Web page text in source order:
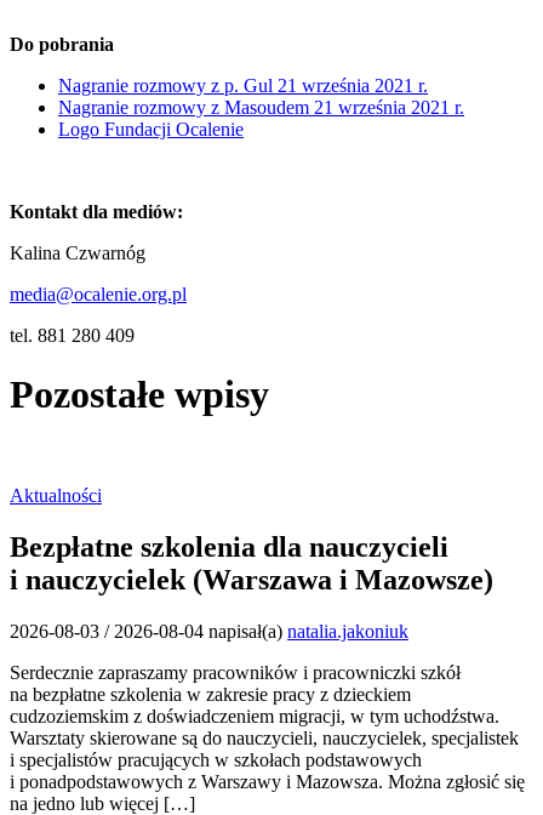
Do pobrania
Nagranie rozmowy z p. Gul 21 września 2021 r.
Nagranie rozmowy z Masoudem 21 września 2021 r.
Logo Fundacji Ocalenie
Kontakt dla mediów:
Kalina Czwarnóg
media@ocalenie.org.pl
tel. 881 280 409
Pozostałe wpisy
Aktualności
Bezpłatne szkolenia dla nauczycieli
i nauczycielek (Warszawa i Mazowsze)
2026-08-03 / 2026-08-04 napisał(a) natalia.jakoniuk
Serdecznie zapraszamy pracowników i pracowniczki szkół
na bezpłatne szkolenia w zakresie pracy z dzieckiem
cudzoziemskim z doświadczeniem migracji, w tym uchodźstwa.
Warsztaty skierowane są do nauczycieli, nauczycielek, specjalistek
i specjalistów pracujących w szkołach podstawowych
i ponadpodstawowych z Warszawy i Mazowsza. Można zgłosić się
na jedno lub więcej […]